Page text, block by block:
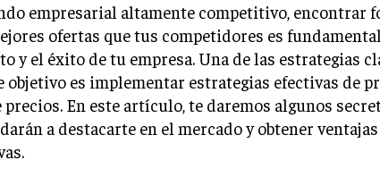
empresarial altamente competitivo, encontrar
ofertas que tus competidores es
y el éxito de tu empresa. Una de las estrategias
objetivo es implementar estrategias efectivas de
precios. En este artículo, te daremos algunos
a destacarte en el mercado y obtener ventajas